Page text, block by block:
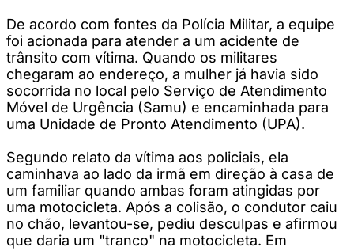
De acordo com fontes da Polícia Militar, a equipe
foi acionada para atender a um acidente de
trânsito com vítima. Quando os militares
chegaram ao endereço, a mulher já havia sido
socorrida no local pelo Serviço de Atendimento
Móvel de Urgência (Samu) e encaminhada para
uma Unidade de Pronto Atendimento (UPA).
Segundo relato da vítima aos policiais, ela
caminhava ao lado da irmã em direção à casa de
um familiar quando ambas foram atingidas por
uma motocicleta. Após a colisão, o condutor caiu
no chão, levantou-se, pediu desculpas e afirmou
que daria um "tranco" na motocicleta. Em